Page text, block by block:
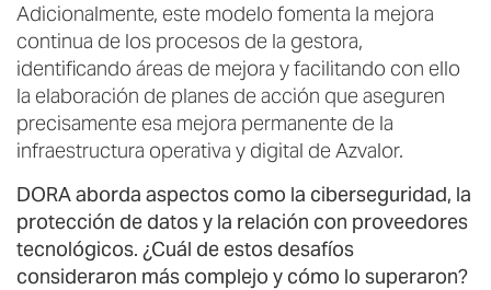
Adicionalmente, este modelo fomenta la mejora
continua de los procesos de la gestora,
identificando áreas de mejora y facilitando con ello
la elaboración de planes de acción que aseguren
precisamente esa mejora permanente de la
infraestructura operativa y digital de Azvalor.
DORA aborda aspectos como la ciberseguridad, la
protección de datos y la relación con proveedores
tecnológicos. ¿Cuál de estos desafíos
consideraron más complejo y cómo lo superaron?